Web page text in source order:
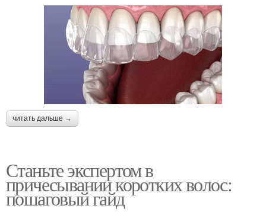
читать дальше →
Станьте экспертом в
причесывании коротких волос:
пошаговый гайд